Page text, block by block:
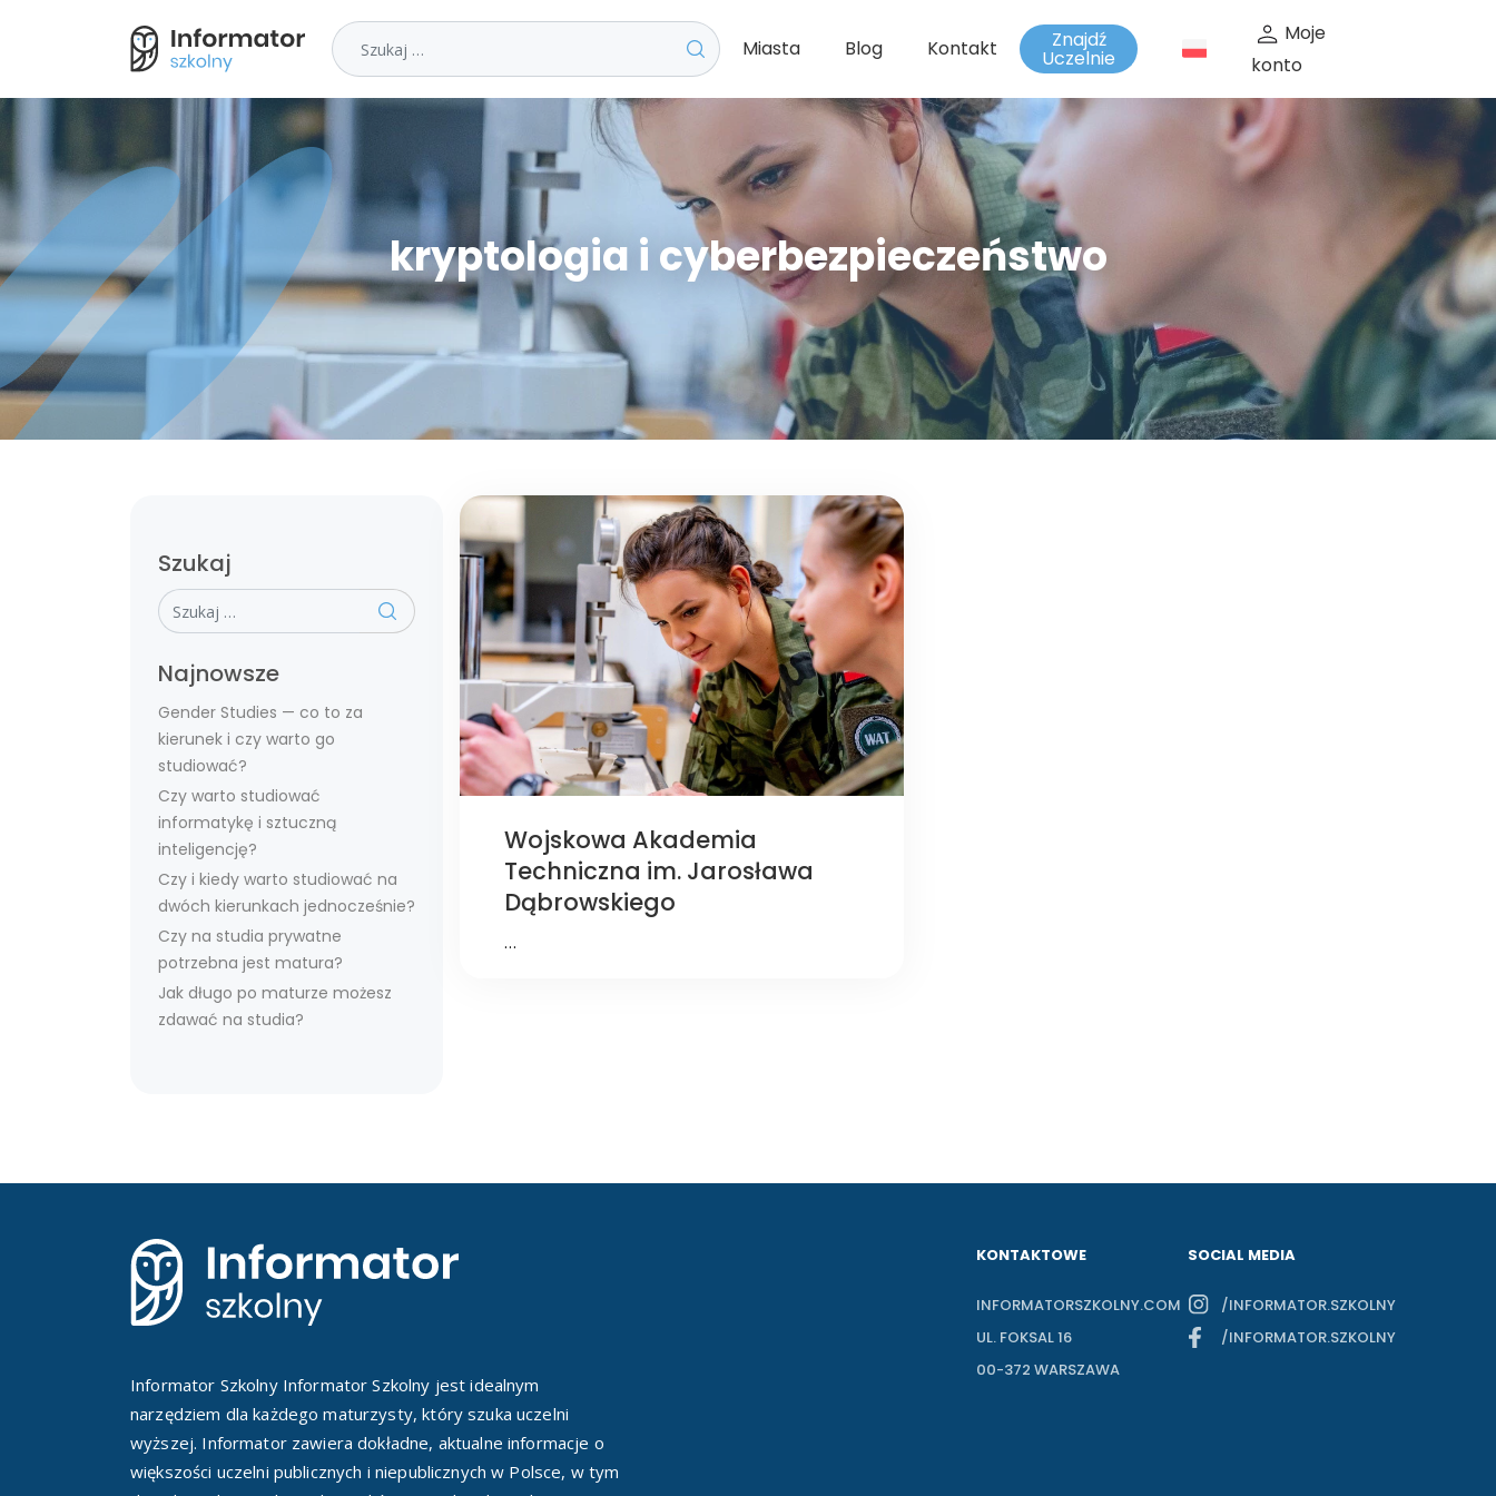
Szukaj
Miasta Blog Kontakt Znajdź
Uczelnie
Moje
konto
kryptologia i cyberbezpieczeństwo
Szukaj
Szukaj
Najnowsze
Gender Studies — co to za
kierunek i czy warto go
studiować?
Czy warto studiować
informatykę i sztuczną
inteligencję?
Czy i kiedy warto studiować na
dwóch kierunkach jednocześnie?
Czy na studia prywatne
potrzebna jest matura?
Jak długo po maturze możesz
zdawać na studia?
Wojskowa Akademia
Techniczna im. Jarosława
Dąbrowskiego
…
Informator Szkolny Informator Szkolny jest idealnym
narzędziem dla każdego maturzysty, który szuka uczelni
wyższej. Informator zawiera dokładne, aktualne informacje o
większości uczelni publicznych i niepublicznych w Polsce, w tym
KONTAKTOWE
INFORMATORSZKOLNY.COM
UL. FOKSAL 16
00-372 WARSZAWA
SOCIAL MEDIA
/INFORMATOR.SZKOLNY
/INFORMATOR.SZKOLNY